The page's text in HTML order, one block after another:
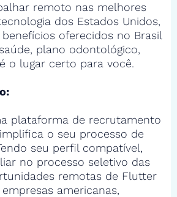
remoto nas melhores
dos Estados Unidos,
oferecidos no Brasil
plano odontológico,
o lugar certo para você.
plataforma de recrutamento
o seu processo de
seu perfil compatível,
no processo seletivo das
remotas de Flutter
americanas,